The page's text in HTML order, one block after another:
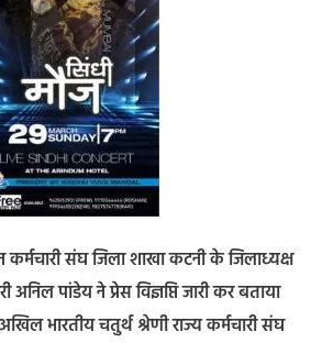
संघ जिला शाखा कटनी के जिलाध्यक्ष
अनिल पांडेय ने प्रेस विज्ञप्ति जारी कर बताया
भारतीय चतुर्थ श्रेणी राज्य कर्मचारी संघ